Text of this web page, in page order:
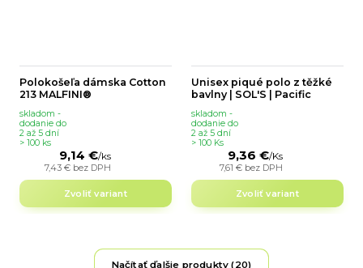
Polokošeľa dámska Cotton
213 MALFINI®
9,14 €/ks
7,43 € bez DPH
skladom -
dodanie do
2 až 5 dní
> 100 ks
Zvoliť variant
Unisex piqué polo z těžké
bavlny | SOL'S | Pacific
9,36 €/Ks
7,61 € bez DPH
skladom -
dodanie do
2 až 5 dní
> 100 Ks
Zvoliť variant
Načítať ďalšie produkty (20)